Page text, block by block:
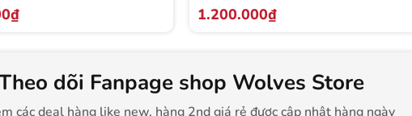
1.200.000₫
dõi Fanpage shop Wolves Store
các deal hàng like new, hàng 2nd giá rẻ được cập nhật hàng ngày